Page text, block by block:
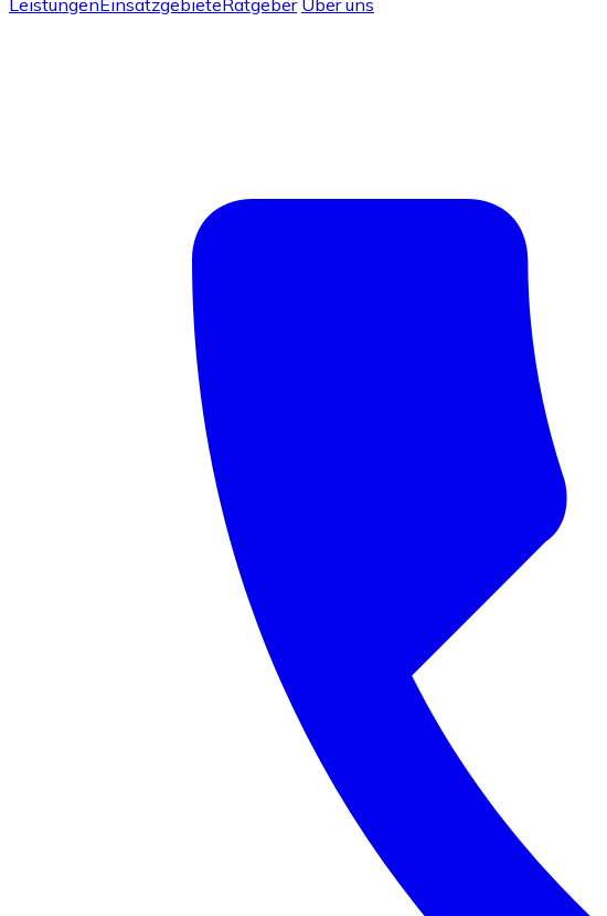
LeistungenEinsatzgebieteRatgeber Über uns